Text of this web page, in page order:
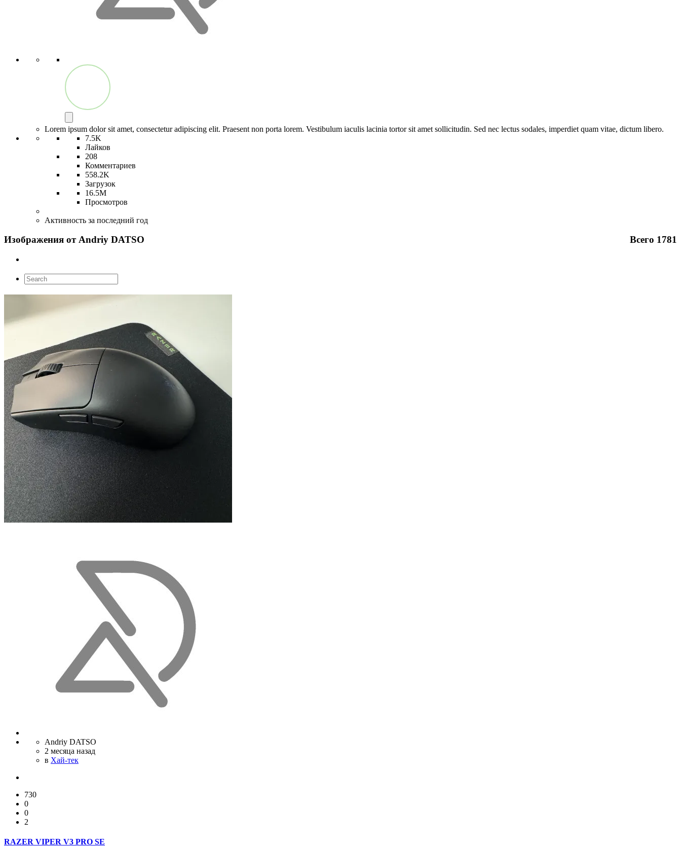
Lorem ipsum dolor sit amet, consectetur adipiscing elit. Praesent non porta lorem. Vestibulum iaculis lacinia tortor sit amet sollicitudin. Sed nec lectus sodales, imperdiet quam vitae, dictum libero.
7.5K
Лайков
208
Комментариев
558.2K
Загрузок
16.5M
Просмотров
Активность за последний год
Изображения от Andriy DATSO Всего 1781
Andriy DATSO
2 месяца назад
в Хай-тек
730
0
0
2
RAZER VIPER V3 PRO SE